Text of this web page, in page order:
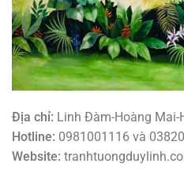
Địa chỉ: Linh Đàm-Hoàng Mai-
Hotline: 0981001116 và
Website: